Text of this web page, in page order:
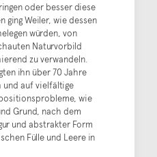
oder besser diese
ging Weiler, wie dessen
würden, von
Naturvorbild
zu verwandeln.
ihn über 70 Jahre
auf vielfältige
wie
Grund, nach dem
und abstrakter Form
Fülle und Leere in